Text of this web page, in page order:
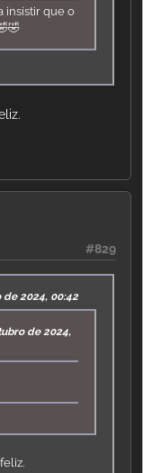
insistir que o
#829
2024, 00:42
de 2024,